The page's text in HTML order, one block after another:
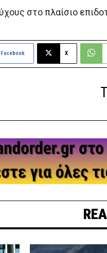
στο πλαίσιο
Facebook X